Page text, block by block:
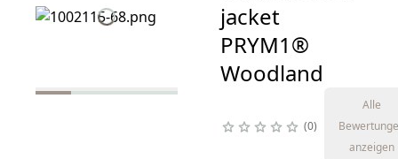
jacket
PRYM1®
Woodland
0
Alle
anzeigen